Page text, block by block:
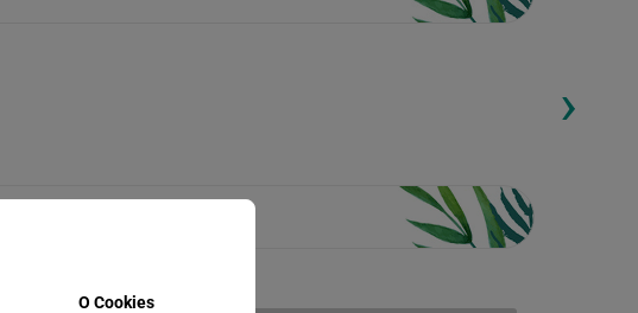
Loading...
›
O Cookies